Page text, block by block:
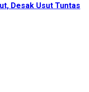
Desak Usut Tuntas